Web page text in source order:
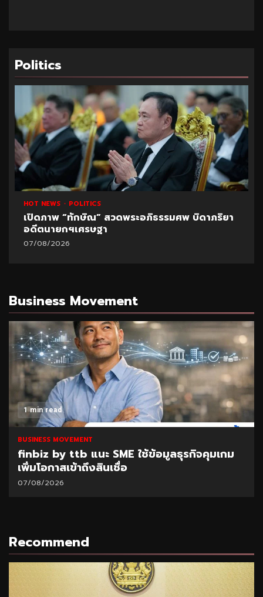
Politics
HOT NEWS POLITICS
เปิดภาพ “ทักษิณ” สวดพระอภิธรรมศพ บิดาภริยา
อดีตนายกฯเศรษฐา
07/08/2026
Business Movement
1 min read
BUSINESS MOVEMENT
finbiz by ttb แนะ SME ใช้ข้อมูลธุรกิจคุมเกม
เพิ่มโอกาสเข้าถึงสินเชื่อ
07/08/2026
Recommend